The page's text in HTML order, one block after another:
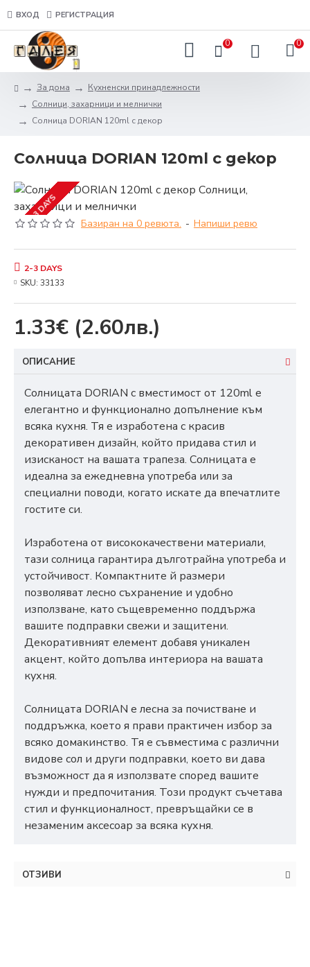
ВХОД РЕГИСТРАЦИЯ
0 0
За дома
Кухненски принадлежности
Солници, захарници и мелнички
Солница DORIAN 120ml с декор
Солница DORIAN 120ml с декор
2-3 DAYS Базиран на 0 ревюта. - Напиши ревю
1.33€ (2.60лв.)
2-3 DAYS
SKU: 33133
ОПИСАНИЕ
Солницата DORIAN с вместимост от 120ml е
елегантно и функционално допълнение към
всяка кухня. Тя е изработена с красив
декоративен дизайн, който придава стил и
изисканост на вашата трапеза. Солницата е
идеална за ежедневна употреба или за
специални поводи, когато искате да впечатлите
гостите си.
Изработена от висококачествени материали,
тази солница гарантира дълготрайна употреба и
устойчивост. Компактните й размери
позволяват лесно съхранение и удобно
използване, като същевременно поддържа
вашите подправки свежи и защитени.
Декоративният елемент добавя уникален
акцент, който допълва интериора на вашата
кухня.
Солницата DORIAN е лесна за почистване и
поддръжка, което я прави практичен избор за
всяко домакинство. Тя е съвместима с различни
видове сол и други подправки, което ви дава
възможност да я използвате според вашите
нужди и предпочитания. Този продукт съчетава
стил и функционалност, превръщайки се в
незаменим аксесоар за всяка кухня.
ОТЗИВИ